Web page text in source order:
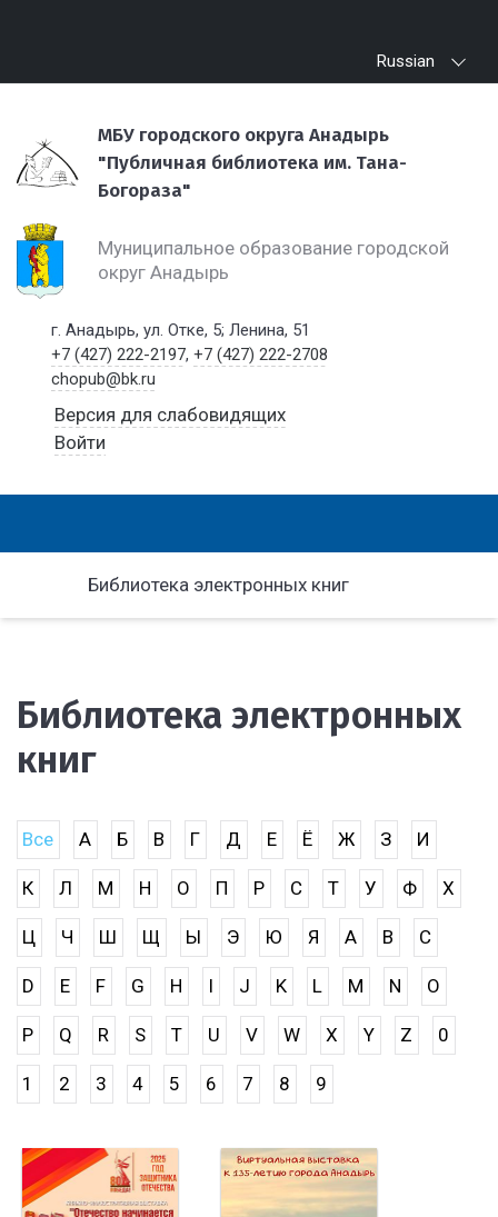
Russian
МБУ городского округа Анадырь
"Публичная библиотека им. Тана-
Богораза"
Муниципальное образование городской
округ Анадырь
г. Анадырь, ул. Отке, 5; Ленина, 51
+7 (427) 222-2197,+7 (427) 222-2708
chopub@bk.ru
Версия для слабовидящих
Войти
Библиотека электронных книг
Библиотека электронных
книг
Все А Б В Г Д Е Ё Ж З И
К Л М Н О П Р С Т У Ф Х
Ц Ч Ш Щ Ы Э Ю Я A B C
D E F G H I J K L M N O
P Q R S T U V W X Y Z 0
1 2 3 4 5 6 7 8 9